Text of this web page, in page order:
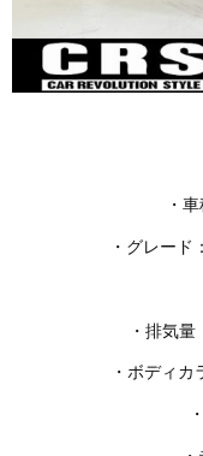
・
・グレー
・排気
・ボディカ